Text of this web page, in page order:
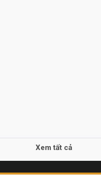
Xem tất cả